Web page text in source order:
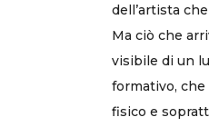
dell’artista
Ma ciò che
visibile di un
formativo,
fisico e